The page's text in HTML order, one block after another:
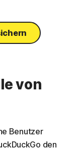
von
Benutzer
den